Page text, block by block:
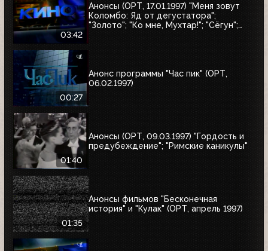
03:42
Анонсы (ОРТ, 17.01.1997) "Меня зовут
Коломбо: Яд от дегустатора";
"Золото"; "Ко мне, Мухтар!"; "Сёгун";
00:27
Анонс программы "Час пик" (ОРТ,
06.02.1997)
01:40
Анонсы (ОРТ, 09.03.1997) "Гордость и
предубеждение"; "Римские каникулы"
01:35
Анонсы фильмов "Бесконечная
история" и "Кулак" (ОРТ, апрель 1997)